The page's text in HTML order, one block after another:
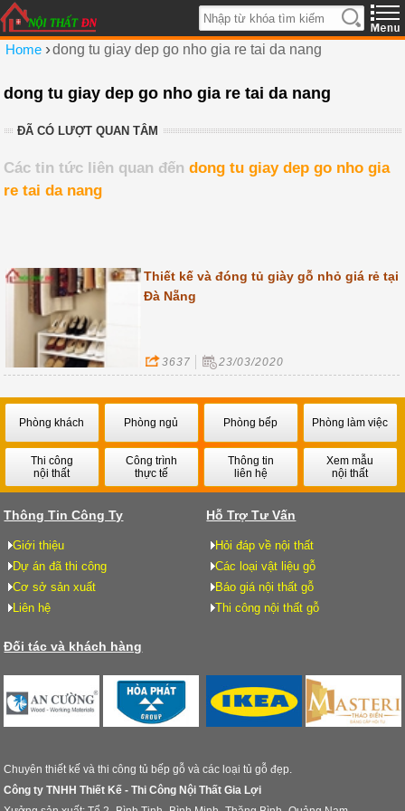
Home ›dong tu giay dep go nho gia re tai da nang
dong tu giay dep go nho gia re tai da nang
ĐÃ CÓ LƯỢT QUAN TÂM
Các tin tức liên quan đếndong tu giay dep go nho gia
re tai da nang
Thiết kế và đóng tủ giày gỗ nhỏ giá rẻ tại
Đà Nẵng
3637 23/03/2020
Phòng khách Phòng ngủ Phòng bếp Phòng làm việc
Thi công
nội thất
Công trình
thực tế
Thông tin
liên hệ
Xem mẫu
nội thất
Thông Tin Công Ty
Giới thiệu
Dự án đã thi công
Cơ sở sản xuất
Liên hệ
Hỗ Trợ Tư Vấn
Hỏi đáp về nội thất
Các loại vật liệu gỗ
Báo giá nội thất gỗ
Thi công nội thất gỗ
Đối tác và khách hàng
Chuyên thiết kế và thi công tủ bếp gỗ và các loại tủ gỗ đẹp.
Công ty TNHH Thiết Kế - Thi Công Nội Thất Gia Lợi